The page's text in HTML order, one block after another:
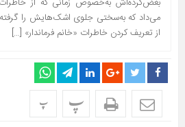
می‌داد که به‌سختی جلوی اشک‌هایش را
از تعریف کردن خاطرات «خانم فرماندار» […]
پ پ